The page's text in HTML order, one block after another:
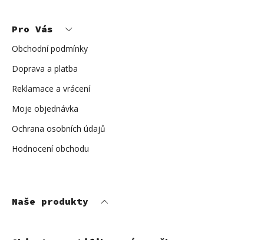
Pro Vás
Obchodní podmínky
Doprava a platba
Reklamace a vrácení
Moje objednávka
Ochrana osobních údajů
Hodnocení obchodu
Naše produkty